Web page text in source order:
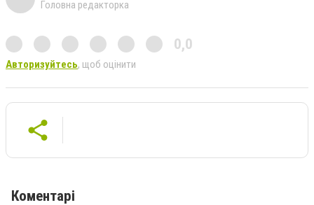
Головна редакторка
0,0
Авторизуйтесь, щоб оцінити
Коментарі